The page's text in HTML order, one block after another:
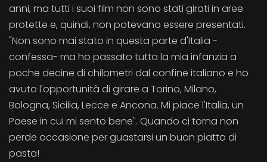
anni, ma tutti i suoi film non sono stati girati in aree
protette e, quindi, non potevano essere presentati.
"Non sono mai stato in questa parte d'Italia -
confessa- ma ho passato tutta la mia infanzia a
poche decine di chilometri dal confine italiano e ho
avuto l'opportunità di girare a Torino, Milano,
Bologna, Sicilia, Lecce e Ancona. Mi piace l'Italia, un
Paese in cui mi sento bene". Quando ci torna non
perde occasione per guastarsi un buon piatto di
pasta!